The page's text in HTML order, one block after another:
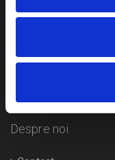
Despre noi